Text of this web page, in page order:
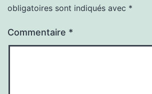
obligatoires sont indiqués avec *
Commentaire *